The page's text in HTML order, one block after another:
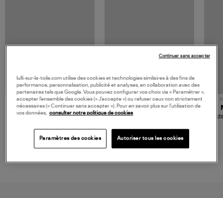
JEROME DREYFUSS
Sac Bobi S Cuir Lamé
NOUVELLE COLLECTION
TORAL
Mocassins Killian Sport
lulli-sur-la-toile.com utilise des cookies et technologies similaires à des fins de
performance, personnalisation, publicité et analyses, en collaboration avec des
partenaires tels que Google. Vous pouvez configurer vos choix via « Paramétrer »,
accepter l’ensemble des cookies (« J’accepte ») ou refuser ceux non strictement
nécessaires (« Continuer sans accepter »). Pour en savoir plus sur l’utilisation de
vos données, consulter notre politique de cookies
Paramètres des cookies Autoriser tous les cookies
Continuer sans accepter